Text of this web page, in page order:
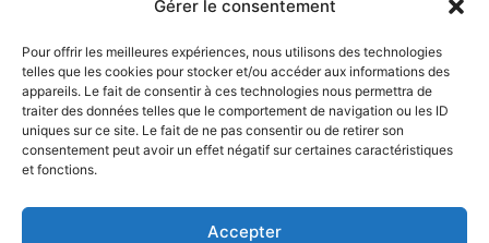
Gérer le consentement
Pour offrir les meilleures expériences, nous utilisons des technologies
telles que les cookies pour stocker et/ou accéder aux informations des
appareils. Le fait de consentir à ces technologies nous permettra de
traiter des données telles que le comportement de navigation ou les ID
uniques sur ce site. Le fait de ne pas consentir ou de retirer son
consentement peut avoir un effet négatif sur certaines caractéristiques
et fonctions.
Accepter
© Gouvernement du Québec, 2026
Plan du site
Accessibilité